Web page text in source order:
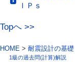
ＩＰｓ
Topへ >>
HOME > 耐震設計の基礎
1級の過去問(計算)解説